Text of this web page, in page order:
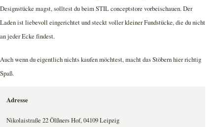
Designstücke magst, solltest du beim STIL conceptstore vorbeischauen. Der
Laden ist liebevoll eingerichtet und steckt voller kleiner Fundstücke, die du nicht
an jeder Ecke findest.
Auch wenn du eigentlich nichts kaufen möchtest, macht das Stöbern hier richtig
Spaß.
Adresse
Nikolaistraße 22 Ölßners Hof, 04109 Leipzig